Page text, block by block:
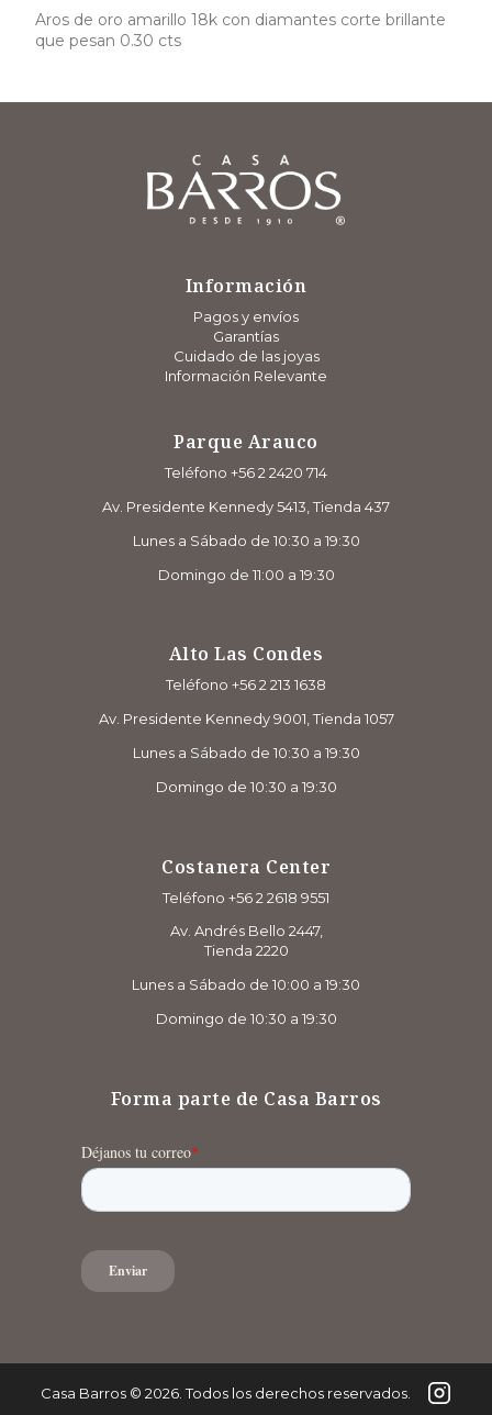
Aros de oro amarillo 18k con diamantes corte brillante
que pesan 0.30 cts
Información
Pagos y envíos
Garantías
Cuidado de las joyas
Información Relevante
Parque Arauco
Teléfono +56 2 2420 714
Av. Presidente Kennedy 5413, Tienda 437
Lunes a Sábado de 10:30 a 19:30
Domingo de 11:00 a 19:30
Alto Las Condes
Teléfono +56 2 213 1638
Av. Presidente Kennedy 9001, Tienda 1057
Lunes a Sábado de 10:30 a 19:30
Domingo de 10:30 a 19:30
Costanera Center
Teléfono +56 2 2618 9551
Av. Andrés Bello 2447,
Tienda 2220
Lunes a Sábado de 10:00 a 19:30
Domingo de 10:30 a 19:30
Forma parte de Casa Barros
Casa Barros© 2026. Todos los derechos reservados.